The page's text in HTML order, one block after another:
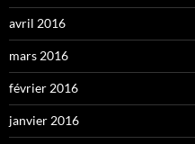
avril 2016
mars 2016
février 2016
janvier 2016